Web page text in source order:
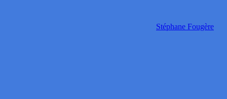
Stéphane Fougère